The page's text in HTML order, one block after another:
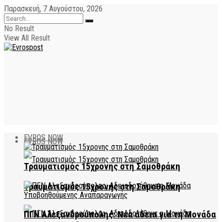
Παρασκευή, 7 Αυγούστου, 2026
No Result
View All Result
EVROS NOW
Τραυματισμός 15χρονης στη Σαμοθράκη
EVROS NOW
Τραυματισμός 15χρονης στη Σαμοθράκη
ΠΓΝ Αλεξανδρούπολης: Νέα άδεια για τη Μονάδα